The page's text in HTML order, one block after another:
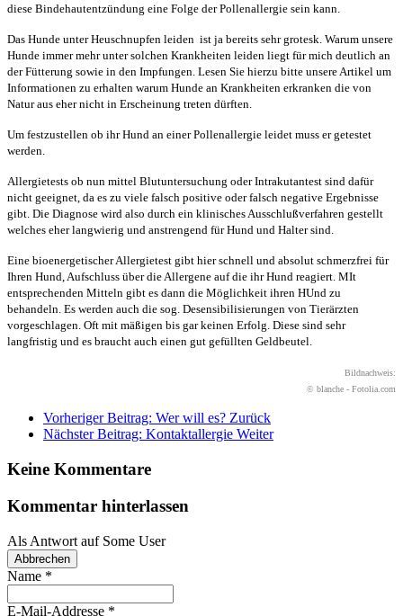
diese Bindehautentzündung eine Folge der Pollenallergie sein kann.
Das Hunde unter Heuschnupfen leiden ist ja bereits sehr grotesk. Warum unsere
Hunde immer mehr unter solchen Krankheiten leiden liegt für mich deutlich an
der Fütterung sowie in den Impfungen. Lesen Sie hierzu bitte unsere Artikel um
Informationen zu erhalten warum Hunde an Krankheiten erkranken die von
Natur aus eher nicht in Erscheinung treten dürften.
Um festzustellen ob ihr Hund an einer Pollenallergie leidet muss er getestet
werden.
Allergietests ob nun mittel Blutuntersuchung oder Intrakutantest sind dafür
nicht geeignet, da es zu viele falsch positive oder falsch negative Ergebnisse
gibt. Die Diagnose wird also durch ein klinisches Ausschlußverfahren gestellt
welches eher langwierig und anstrengend für Hund und Halter sind.
Eine bioenergetischer Allergietest gibt hier schnell und absolut schmerzfrei für
Ihren Hund, Aufschluss über die Allergene auf die ihr Hund reagiert. MIt
entsprechenden Mitteln gibt es dann die Möglichkeit ihren HUnd zu
behandeln. Es werden auch die sog. Desensibilisierungen von Tierärzten
vorgeschlagen. Oft mit mäßigen bis gar keinen Erfolg. Diese sind sehr
langfristig und es braucht auch einen gut gefüllten Geldbeutel.
Bildnachweis:
© blanche - Fotolia.com
Vorheriger Beitrag: Wer will es? Zurück
Nächster Beitrag: Kontaktallergie Weiter
Keine Kommentare
Kommentar hinterlassen
Als Antwort auf Some User
Abbrechen
Name *
E-Mail-Addresse *